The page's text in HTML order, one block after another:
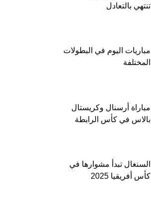
تنتهي بالتعادل
مباريات اليوم في البطولات
المختلفة
مباراة أرسنال وكريستال
بالاس في كأس الرابطة
السنغال تبدأ مشوارها في
كأس أفريقيا 2025